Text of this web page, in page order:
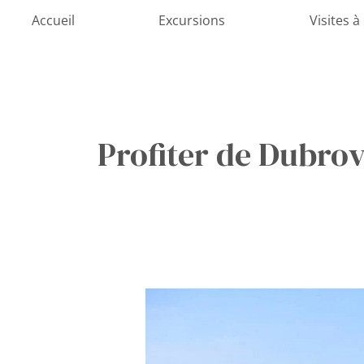
Accueil Excursions Visites
Profiter de